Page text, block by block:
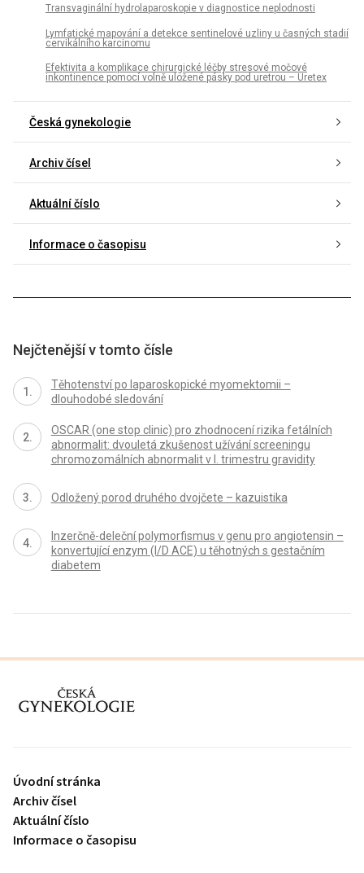
Transvaginální hydrolaparoskopie v diagnostice neplodnosti
Lymfatické mapování a detekce sentinelové uzliny u časných stadií
cervikálního karcinomu
Efektivita a komplikace chirurgické léčby stresové močové
inkontinence pomocí volně uložené pásky pod uretrou – Uretex
Česká gynekologie
Archiv čísel
Aktuální číslo
Informace o časopisu
Nejčtenější v tomto čísle
Těhotenství po laparoskopické myomektomii –
dlouhodobé sledování
OSCAR (one stop clinic) pro zhodnocení rizika fetálních
abnormalit: dvouletá zkušenost užívání screeningu
chromozomálních abnormalit v I. trimestru gravidity
Odložený porod druhého dvojčete – kazuistika
Inzerčně-deleční polymorfismus v genu pro angiotensin –
konvertující enzym (I/D ACE) u těhotných s gestačním
diabetem
proLékaře.cz
Úvodní stránka
Archiv čísel
Aktuální číslo
Informace o časopisu